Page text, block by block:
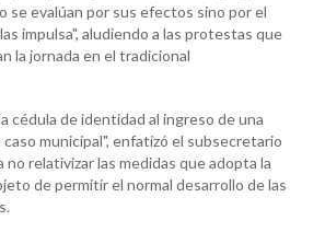
se evalúan por sus efectos sino por el
impulsa", aludiendo a las protestas que
la jornada en el tradicional
cédula de identidad al ingreso de una
municipal", enfatizó el subsecretario
no relativizar las medidas que adopta la
de permitir el normal desarrollo de las